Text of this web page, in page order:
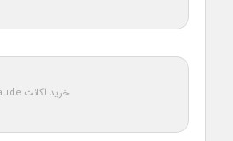
خرید اکانت claude